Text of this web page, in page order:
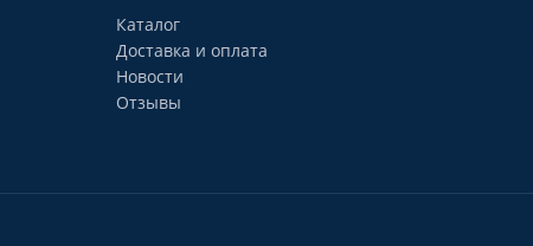
Каталог
Доставка и оплата
Новости
Отзывы